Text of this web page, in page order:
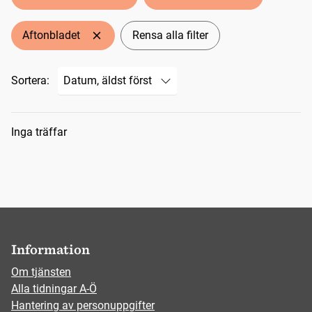
Aftonbladet Rensa alla filter
Sortera:
Sökresultat
Inga träffar
Information
Om tjänsten
Alla tidningar A-Ö
Hantering av personuppgifter